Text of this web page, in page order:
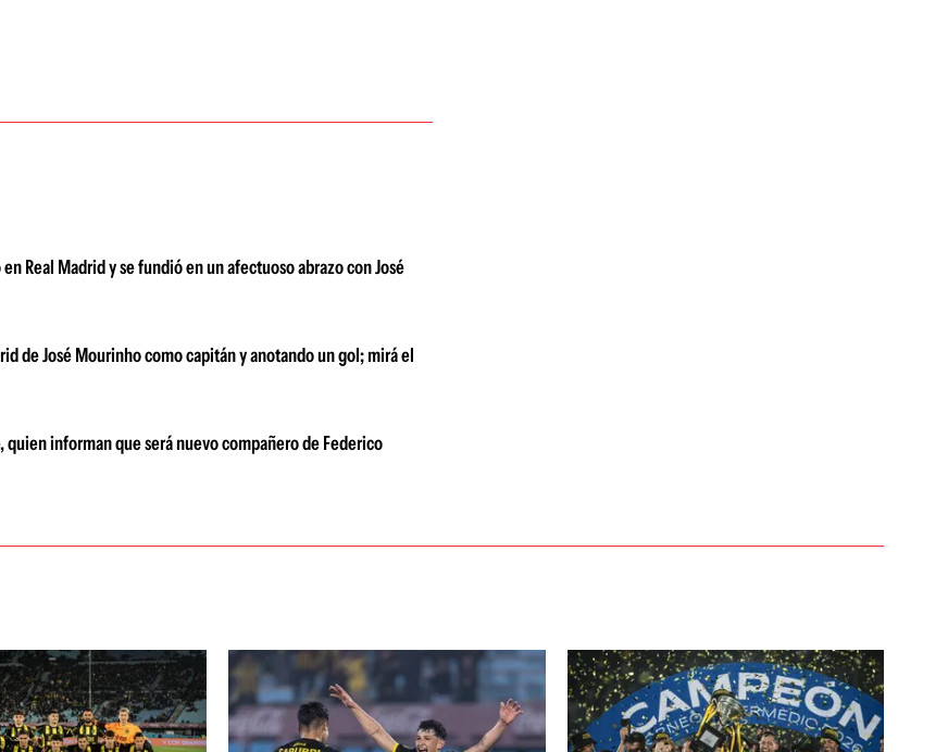
Real Madrid y se fundió en un afectuoso abrazo con José
de José Mourinho como capitán y anotando un gol; mirá el
informan que será nuevo compañero de Federico